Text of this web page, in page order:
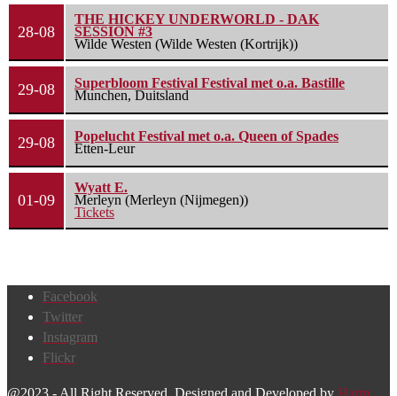
28-08
THE HICKEY UNDERWORLD - DAK
SESSION #3
Wilde Westen (Wilde Westen (Kortrijk))
29-08
Superbloom Festival Festival met o.a. Bastille
Munchen, Duitsland
29-08
Popelucht Festival met o.a. Queen of Spades
Etten-Leur
01-09
Wyatt E.
Merleyn (Merleyn (Nijmegen))
Tickets
Facebook
Twitter
Instagram
Flickr